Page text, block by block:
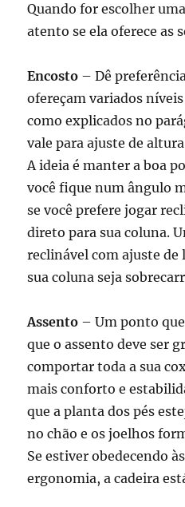
Quando for escolher
atento se ela oferece as
Encosto – Dê
ofereçam variados
como explicados no
vale para ajuste de
A ideia é manter a boa
você fique num ângulo
se você prefere jogar
direto para sua coluna.
reclinável com ajuste
sua coluna seja
Assento – Um ponto
que o assento deve ser
comportar toda a sua
mais conforto e
que a planta dos pés
no chão e os joelhos
Se estiver obedecendo
ergonomia, a cadeira